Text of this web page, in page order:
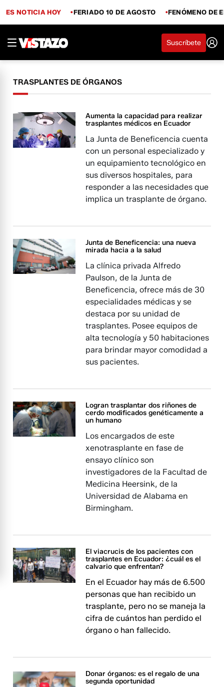
ES NOTICIA HOY FERIADO 10 DE AGOSTO FENÓMENO DE
Suscríbete
TRASPLANTES DE ÓRGANOS
Aumenta la capacidad para realizar
trasplantes médicos en Ecuador
La Junta de Beneficencia cuenta
con un personal especializado y
un equipamiento tecnológico en
sus diversos hospitales, para
responder a las necesidades que
implica un trasplante de órgano.
Junta de Beneficencia: una nueva
mirada hacia a la salud
La clínica privada Alfredo
Paulson, de la Junta de
Beneficencia, ofrece más de 30
especialidades médicas y se
destaca por su unidad de
trasplantes. Posee equipos de
alta tecnología y 50 habitaciones
para brindar mayor comodidad a
sus pacientes.
Logran trasplantar dos riñones de
cerdo modificados genéticamente a
un humano
Los encargados de este
xenotrasplante en fase de
ensayo clínico son
investigadores de la Facultad de
Medicina Heersink, de la
Universidad de Alabama en
Birmingham.
El viacrucis de los pacientes con
trasplantes en Ecuador: ¿cuál es el
calvario que enfrentan?
En el Ecuador hay más de 6.500
personas que han recibido un
trasplante, pero no se maneja la
cifra de cuántos han perdido el
órgano o han fallecido.
Donar órganos: es el regalo de una
segunda oportunidad